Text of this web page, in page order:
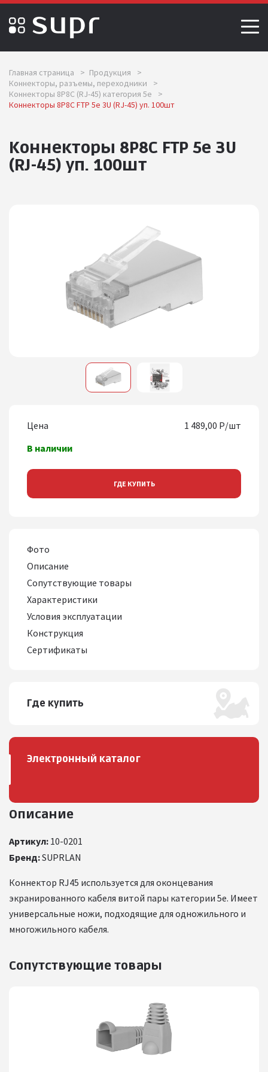
Главная страница > Продукция
>
Коннекторы, разъемы, переходники
>
Коннекторы 8P8C (RJ-45) категория 5e
>
Коннекторы 8P8C FTP 5e 3U (RJ-45) уп. 100шт
Коннекторы 8P8C FTP 5e 3U
(RJ-45) уп. 100шт
Описание
Артикул: 10-0201
Бренд:SUPRLAN
Коннектор RJ45 используется для оконцевания
экранированного кабеля витой пары категории 5е. Имеет
универсальные ножи, подходящие для одножильного и
многожильного кабеля.
Сопутствующие товары
Цена
1 489,00 Р/шт
В наличии
ГДЕ КУПИТЬ
Фото
Описание
Сопутствующие товары
Характеристики
Условия эксплуатации
Конструкция
Сертификаты
Где купить
Электронный каталог